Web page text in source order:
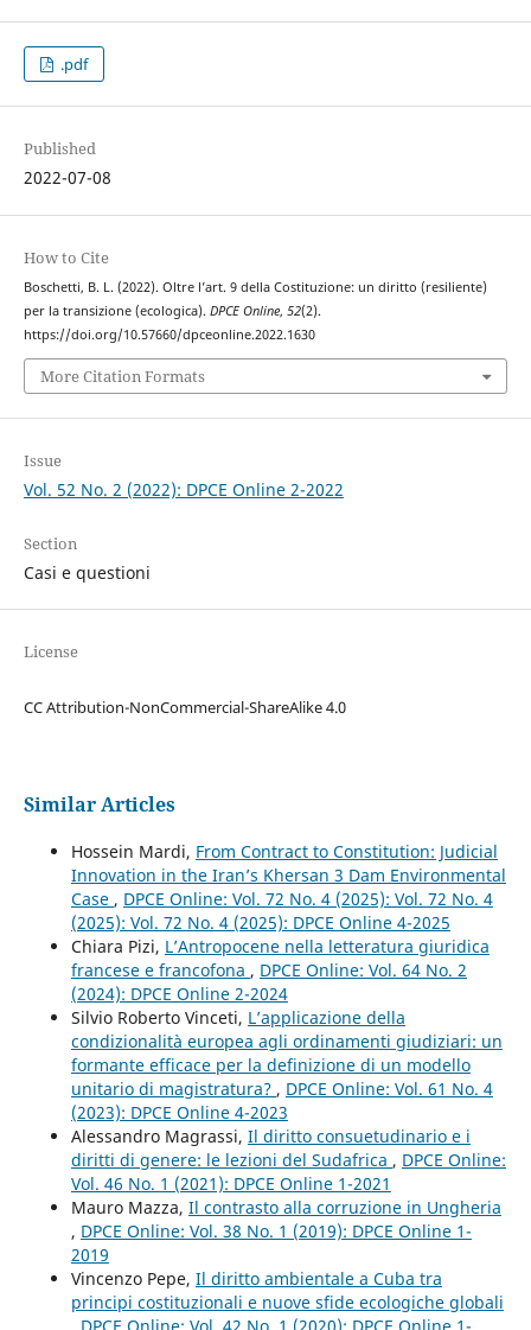
.pdf
Published
2022-07-08
How to Cite
Boschetti, B. L. (2022). Oltre l’art. 9 della Costituzione: un diritto (resiliente)
per la transizione (ecologica). DPCE Online, 52(2).
https://doi.org/10.57660/dpceonline.2022.1630
More Citation Formats
Issue
Vol. 52 No. 2 (2022): DPCE Online 2-2022
Section
Casi e questioni
License
CC Attribution-NonCommercial-ShareAlike 4.0
Similar Articles
Hossein Mardi, From Contract to Constitution: Judicial
Innovation in the Iran’s Khersan 3 Dam Environmental
Case , DPCE Online: Vol. 72 No. 4 (2025): Vol. 72 No. 4
(2025): Vol. 72 No. 4 (2025): DPCE Online 4-2025
Chiara Pizi, L’Antropocene nella letteratura giuridica
francese e francofona , DPCE Online: Vol. 64 No. 2
(2024): DPCE Online 2-2024
Silvio Roberto Vinceti, L’applicazione della
condizionalità europea agli ordinamenti giudiziari: un
formante efficace per la definizione di un modello
unitario di magistratura? , DPCE Online: Vol. 61 No. 4
(2023): DPCE Online 4-2023
Alessandro Magrassi, Il diritto consuetudinario e i
diritti di genere: le lezioni del Sudafrica , DPCE Online:
Vol. 46 No. 1 (2021): DPCE Online 1-2021
Mauro Mazza, Il contrasto alla corruzione in Ungheria
, DPCE Online: Vol. 38 No. 1 (2019): DPCE Online 1-
2019
Vincenzo Pepe, Il diritto ambientale a Cuba tra
principi costituzionali e nuove sfide ecologiche globali